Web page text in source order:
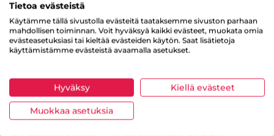
Takaisin ylös
Sydänmerkki — Paremmat eväät
Tietoa evästeistä
Käytämme tällä sivustolla evästeitä taataksemme sivuston parhaan
mahdollisen toiminnan. Voit hyväksyä kaikki evästeet, muokata omia
evästeasetuksiasi tai kieltää evästeiden käytön. Saat lisätietoja
käyttämistämme evästeistä avaamalla asetukset.
Hyväksy Kiellä evästeet
Muokkaa asetuksia